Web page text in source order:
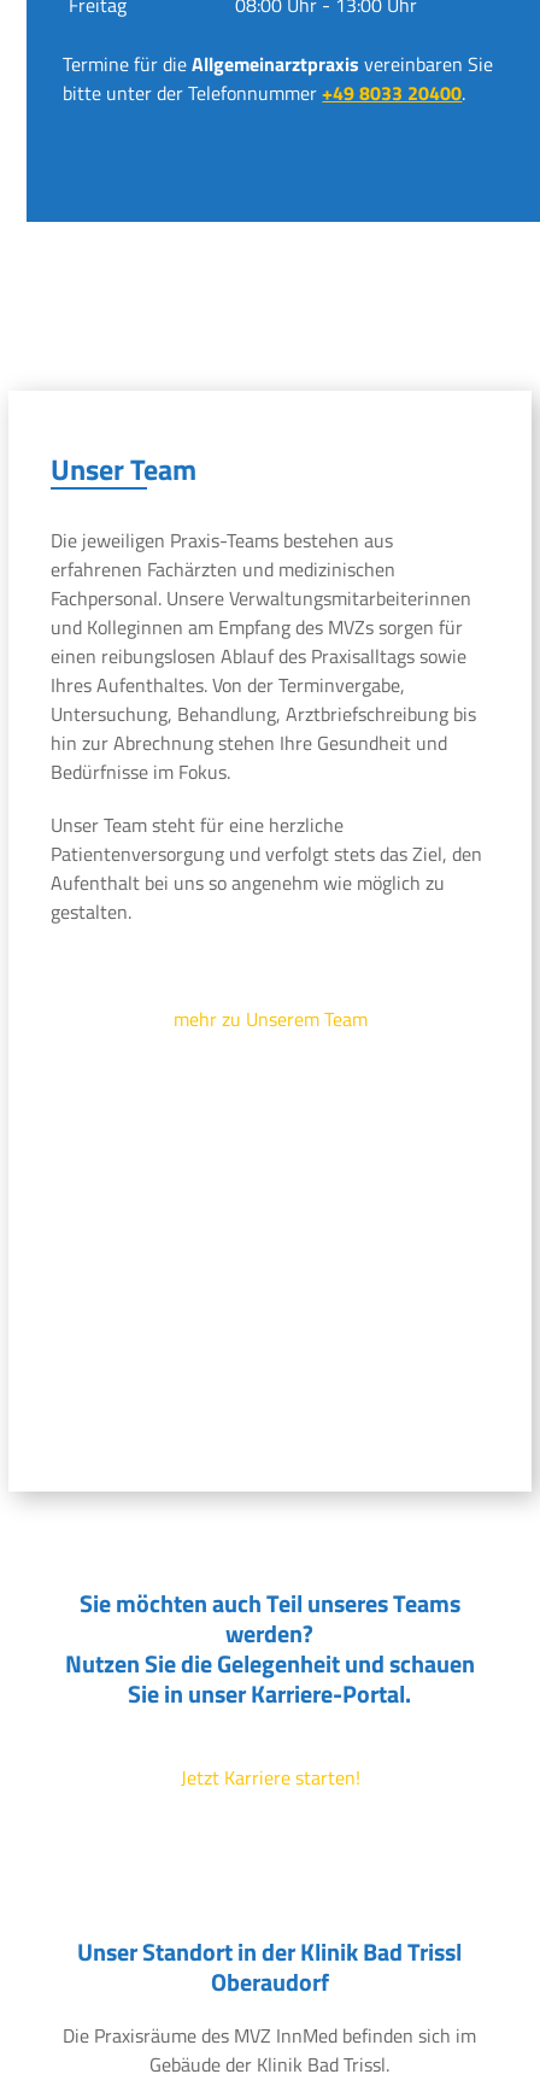
Termine für dieAllgemeinarztpraxis vereinbaren Sie
bitte unter der Telefonnummer+49 8033 20400.
Unser Team
Die jeweiligen Praxis-Teams bestehen aus
erfahrenen Fachärzten und medizinischen
Fachpersonal. Unsere Verwaltungsmitarbeiterinnen
und Kolleginnen am Empfang des MVZs sorgen für
einen reibungslosen Ablauf des Praxisalltags sowie
Ihres Aufenthaltes. Von der Terminvergabe,
Untersuchung, Behandlung, Arztbriefschreibung bis
hin zur Abrechnung stehen Ihre Gesundheit und
Bedürfnisse im Fokus.
Unser Team steht für eine herzliche
Patientenversorgung und verfolgt stets das Ziel, den
Aufenthalt bei uns so angenehm wie möglich zu
gestalten.
mehr zu Unserem Team
Sie möchten auch Teil unseres Teams
werden?
Nutzen Sie die Gelegenheit und schauen
Sie in unser Karriere-Portal.
Jetzt Karriere starten!
Unser Standort in der Klinik Bad Trissl
Oberaudorf
Die Praxisräume des MVZ InnMed befinden sich im
Gebäude der Klinik Bad Trissl.